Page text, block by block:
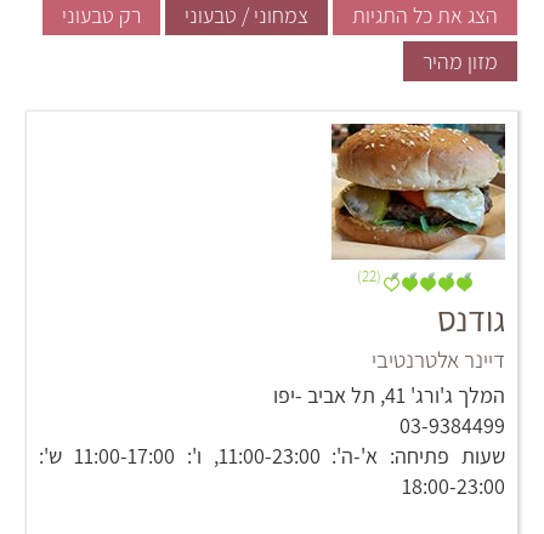
הצג את כל התגיות צמחוני / טבעוני
רק טבעוני
מזון מהיר
(22)
גודנס
דיינר אלטרנטיבי
המלך ג'ורג' 41, תל אביב -יפו
03-9384499
שעות פתיחה: א'-ה': 11:00-23:00, ו': 11:00-17:00 ש':
18:00-23:00